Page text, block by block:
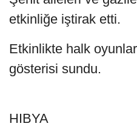
etkinliğe iştirak etti.
Etkinlikte halk
gösterisi sundu.
HIBYA